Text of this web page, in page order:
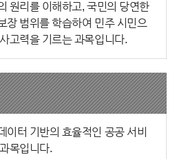
원리를 이해하고, 국민의 당연한
장 범위를 학습하여 민주 시민으
고력을 기르는 과목입니다.
이터 기반의 효율적인 공공 서비
목입니다.